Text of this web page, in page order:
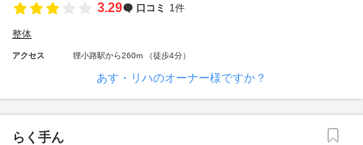
3.29
口コミ 1件
整体
アクセス 狸小路駅から260m （徒歩4分）
あす・リハのオーナー様ですか？
らく手ん